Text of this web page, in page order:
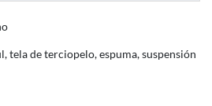
tela de terciopelo, espuma, suspensión